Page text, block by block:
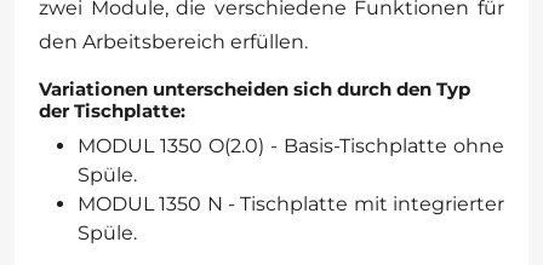
zwei Module, die verschiedene Funktionen für
den Arbeitsbereich erfüllen.
Variationen unterscheiden sich durch den Typ
der Tischplatte:
MODUL 1350 O(2.0) - Basis-Tischplatte ohne
Spüle.
MODUL 1350 N - Tischplatte mit integrierter
Spüle.